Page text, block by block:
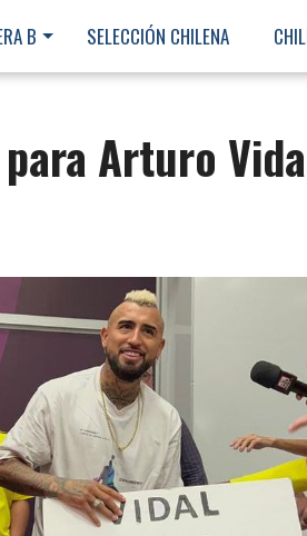
B SELECCIÓN CHILENA
Arturo